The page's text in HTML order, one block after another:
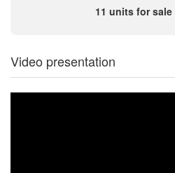
11 units for sale
Video presentation